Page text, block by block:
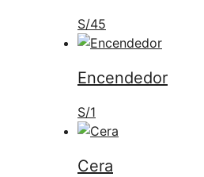
S/45
Encendedor
S/1
Cera